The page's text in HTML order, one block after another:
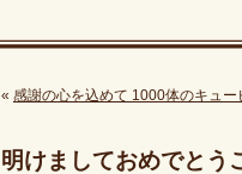
« 感謝の心を込めて 1000体のキュー
明けましておめでとう